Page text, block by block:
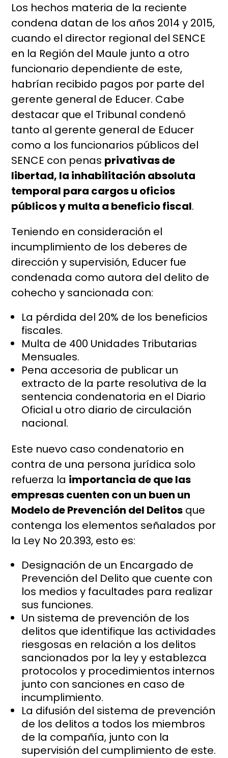
Los hechos materia de la reciente
condena datan de los años 2014 y 2015,
cuando el director regional del SENCE
en la Región del Maule junto a otro
funcionario dependiente de este,
habrían recibido pagos por parte del
gerente general de Educer. Cabe
destacar que el Tribunal condenó
tanto al gerente general de Educer
como a los funcionarios públicos del
SENCE con penas privativas de
libertad, la inhabilitación absoluta
temporal para cargos u oficios
públicos y multa a beneficio fiscal.
Teniendo en consideración el
incumplimiento de los deberes de
dirección y supervisión, Educer fue
condenada como autora del delito de
cohecho y sancionada con:
La pérdida del 20% de los beneficios
fiscales.
Multa de 400 Unidades Tributarias
Mensuales.
Pena accesoria de publicar un
extracto de la parte resolutiva de la
sentencia condenatoria en el Diario
Oficial u otro diario de circulación
nacional.
Este nuevo caso condenatorio en
contra de una persona jurídica solo
refuerza la importancia de que las
empresas cuenten con un buen un
Modelo de Prevención del Delitos que
contenga los elementos señalados por
la Ley No 20.393, esto es:
Designación de un Encargado de
Prevención del Delito que cuente con
los medios y facultades para realizar
sus funciones.
Un sistema de prevención de los
delitos que identifique las actividades
riesgosas en relación a los delitos
sancionados por la ley y establezca
protocolos y procedimientos internos
junto con sanciones en caso de
incumplimiento.
La difusión del sistema de prevención
de los delitos a todos los miembros
de la compañía, junto con la
supervisión del cumplimiento de este.